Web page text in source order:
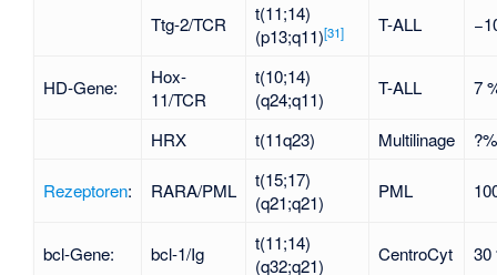
Ttg-2/TCR
t(11;14)
(p13;q11)[31] T-ALL
HD-Gene:
Hox-
11/TCR
t(10;14)
(q24;q11)
T-ALL 7
HRX t(11q23) Multilinage ?%
Rezeptoren: RARA/PML
t(15;17)
(q21;q21)
PML
bcl-Gene: bcl-1/Ig
t(11;14)
(q32;q21)
CentroCyt 30